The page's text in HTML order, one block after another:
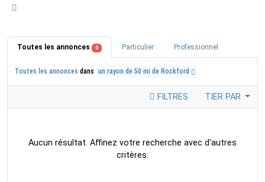
Toutes les annonces 0 Particulier Professionnel
Toutes les annonces dans un rayon de 50 mi de Rockford
FILTRES TIER PAR
Aucun résultat. Affinez votre recherche avec d'autres
critères.